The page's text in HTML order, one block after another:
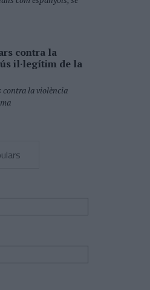
contra la
il·legítim de la
contra la violència